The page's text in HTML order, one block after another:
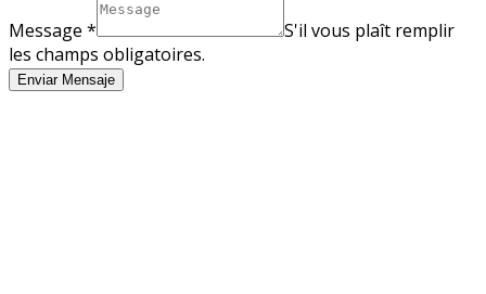
Message *
S'il vous plaît remplir
les champs obligatoires.
Enviar Mensaje